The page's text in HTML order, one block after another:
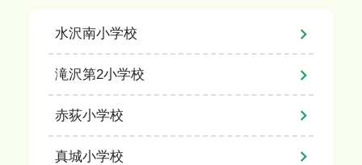
水沢南小学校
滝沢第2小学校
赤荻小学校
真城小学校